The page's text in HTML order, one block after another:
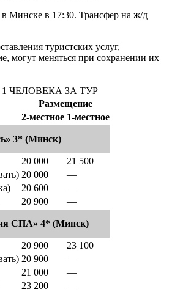
Минске в 17:30. Трансфер на ж/д
туристских услуг,
могут меняться при сохранении их
ЧЕЛОВЕКА ЗА ТУР
Размещение
2-местное 1-местное
3* (Минск)
20 000
21 500
20 000
—
20 600
—
20 900 —
СПА» 4* (Минск)
20 900
23 100
20 900
—
21 000
—
23 200
—